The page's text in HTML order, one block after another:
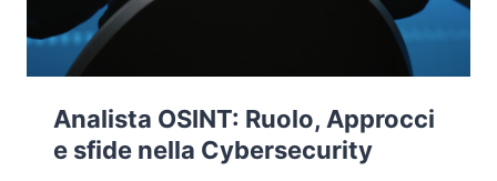
Analista OSINT: Ruolo, Approcci
e sfide nella Cybersecurity